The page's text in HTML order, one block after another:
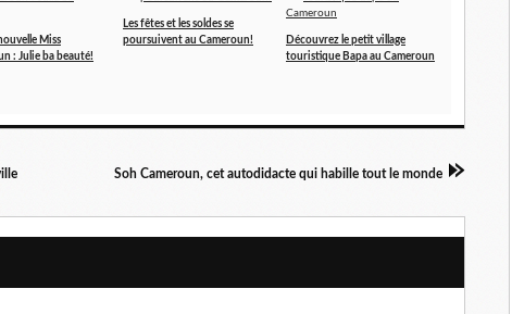
Miss
: Julie ba beauté!
Les fêtes et les soldes se
poursuivent au Cameroun!
Découvrez le petit village
touristique Bapa au Cameroun
Soh Cameroun, cet autodidacte qui habille tout le monde